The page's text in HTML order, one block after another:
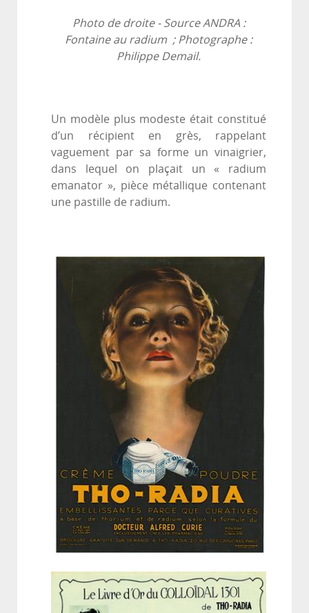
Photo de droite - Source ANDRA :
Fontaine au radium ; Photographe :
Philippe Demail.
Un modèle plus modeste était constitué
d’un récipient en grès, rappelant
vaguement par sa forme un vinaigrier,
dans lequel on plaçait un « radium
emanator », pièce métallique contenant
une pastille de radium.